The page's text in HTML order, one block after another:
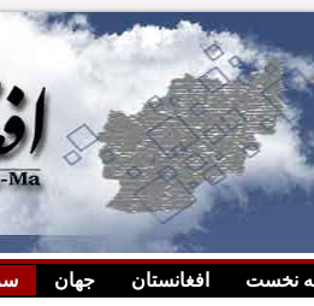
نخست افغانستان جهان